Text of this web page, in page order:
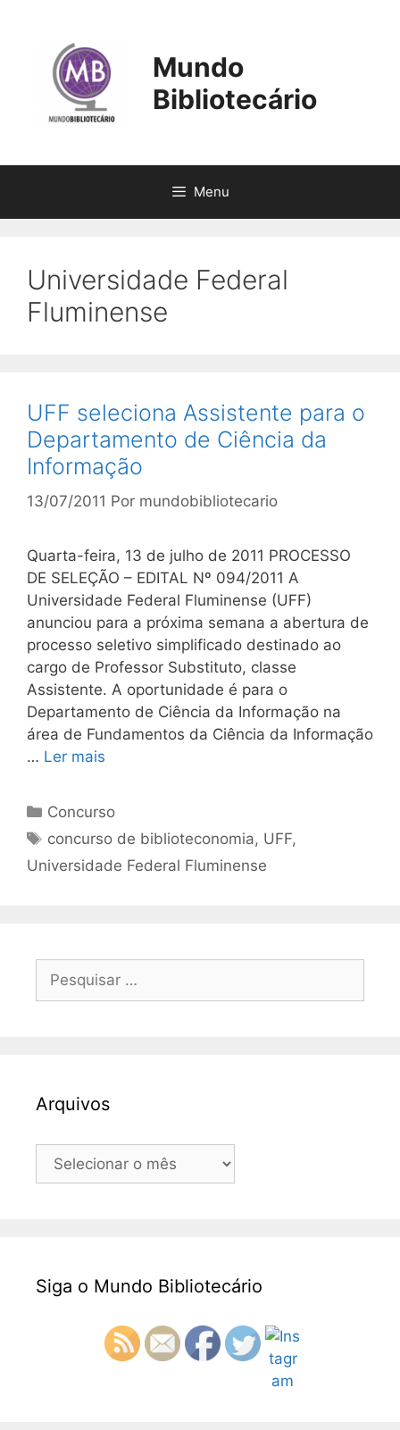
conteúdo
Mundo
Bibliotecário
Menu
Universidade Federal
Fluminense
UFF seleciona Assistente para o
Departamento de Ciência da
Informação
13/07/2011 Por mundobibliotecario
Quarta-feira, 13 de julho de 2011 PROCESSO
DE SELEÇÃO – EDITAL Nº 094/2011 A
Universidade Federal Fluminense (UFF)
anunciou para a próxima semana a abertura de
processo seletivo simplificado destinado ao
cargo de Professor Substituto, classe
Assistente. A oportunidade é para o
Departamento de Ciência da Informação na
área de Fundamentos da Ciência da Informação
… Ler mais
Categorias
Concurso
Tags
concurso de biblioteconomia, UFF,
Universidade Federal Fluminense
por:
Arquivos
Arquivos
Siga o Mundo Bibliotecário